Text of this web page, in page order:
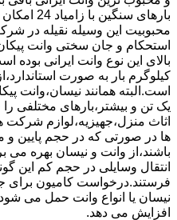
بارهای
محبوبیت این وسیله نقیله در
استحکام و جان سختی وانت
کیلوگرم بار به صورت
است.البته همانند نیسان،وانت
یک تن و بیشتر،بارهای مختلفی
اثاث منزل،جهیزیه،لوازم شرکت
ها در صورتی که در حجم پایین و
باشند،از وانت و نیسان بهره می
انتقال وسایلی در حجم کم این
فرستند.درخواست کامیون برای
نیسان یا انواع وانت حمل می
افزایش می دهد.